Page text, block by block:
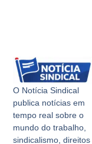
O Notícia Sindical
publica notícias em
tempo real sobre o
mundo do trabalho,
sindicalismo, direitos